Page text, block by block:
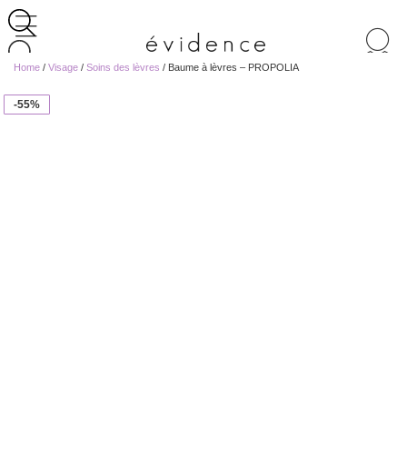
de
Home / Visage / Soins des lèvres / Baume à lèvres – PROPOLIA
-55%